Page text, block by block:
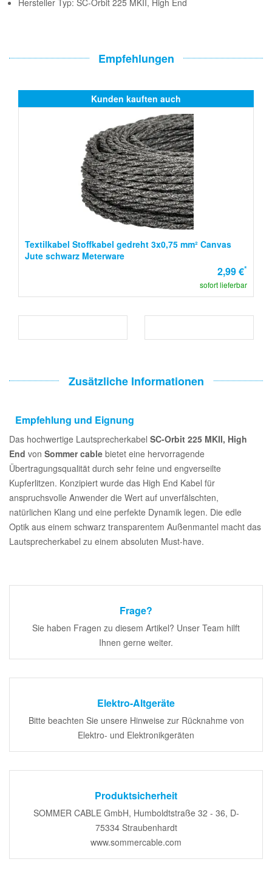
Hersteller Typ: SC-Orbit 225 MKII, High End
Empfehlungen
Kunden kauften auch
Textilkabel Stoffkabel gedreht 3x0,75 mm² Canvas
Jute schwarz Meterware
2,99 €*
sofort lieferbar
Zusätzliche Informationen
Empfehlung und Eignung
Das hochwertige Lautsprecherkabel SC-Orbit 225 MKII, High
End von Sommer cable bietet eine hervorragende
Übertragungsqualität durch sehr feine und engverseilte
Kupferlitzen. Konzipiert wurde das High End Kabel für
anspruchsvolle Anwender die Wert auf unverfälschten,
natürlichen Klang und eine perfekte Dynamik legen. Die edle
Optik aus einem schwarz transparentem Außenmantel macht das
Lautsprecherkabel zu einem absoluten Must-have.
Frage?
Sie haben Fragen zu diesem Artikel? Unser Team hilft
Ihnen gerne weiter.
Elektro-Altgeräte
Bitte beachten Sie unsere Hinweise zur Rücknahme von
Elektro- und Elektronikgeräten
Produktsicherheit
SOMMER CABLE GmbH, Humboldtstraße 32 - 36, D-
75334 Straubenhardt
www.sommercable.com